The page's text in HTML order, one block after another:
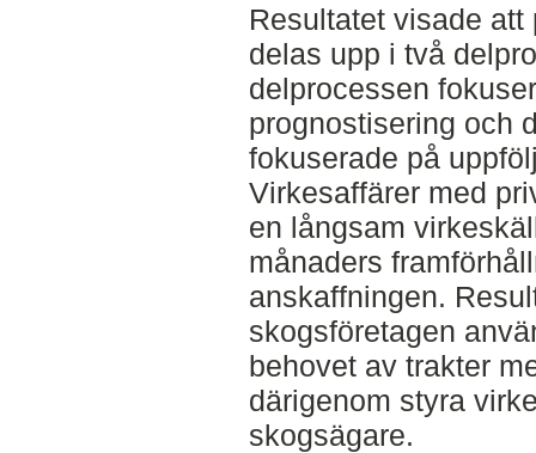
Resultatet visade
delas upp i två
delprocessen
prognostisering och
fokuserade på
Virkesaffärer med
en långsam
månaders
anskaffningen.
skogsföretagen
behovet av trakter
därigenom styra
skogsägare.